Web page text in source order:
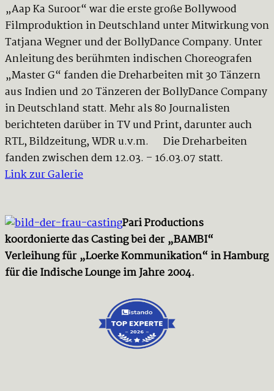
„Aap Ka Suroor“ war die erste große Bollywood
Filmproduktion in Deutschland unter Mitwirkung von
Tatjana Wegner und der BollyDance Company. Unter
Anleitung des berühmten indischen Choreografen
„Master G“ fanden die Dreharbeiten mit 30 Tänzern
aus Indien und 20 Tänzeren der BollyDance Company
in Deutschland statt. Mehr als 80 Journalisten
berichteten darüber in TV und Print, darunter auch
RTL, Bildzeitung, WDR u.v.m. Die Dreharbeiten
fanden zwischen dem 12.03. – 16.03.07 statt.
Link zur Galerie
Pari Productions
koordonierte das Casting bei der „BAMBI“
Verleihung für „Loerke Kommunikation“ in Hamburg
für die Indische Lounge im Jahre 2004.